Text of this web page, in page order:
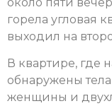
горела угловая
выходил на
В квартире, где
обнаружены
женщины и